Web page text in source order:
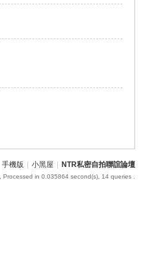
手機版 小黑屋 NTR私密自拍聯誼論壇
, Processed in 0.035864 second(s), 14 queries .